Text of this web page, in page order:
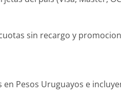
sin recargo y
Pesos Uruguayos e